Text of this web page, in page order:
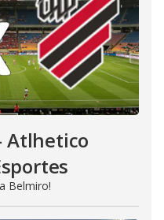
Atlhetico
Belmiro!